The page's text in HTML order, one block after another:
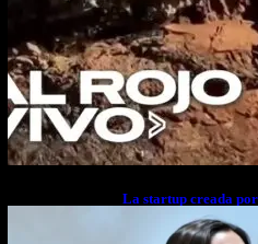
La startup creada
estrés financiero en